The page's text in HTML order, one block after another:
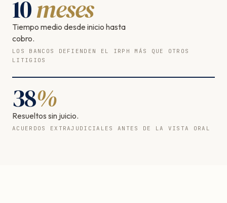
10meses
Tiempo medio desde inicio hasta
cobro.
LOS BANCOS DEFIENDEN EL IRPH MÁS QUE OTROS
LITIGIOS
38%
Resueltos sin juicio.
ACUERDOS EXTRAJUDICIALES ANTES DE LA VISTA ORAL